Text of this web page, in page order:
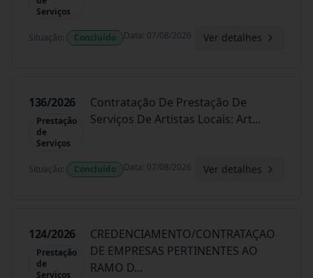
Serviços
Situação: Concluído Data: 07/08/2026 Ver detalhes
136/2026
Prestação
de
Serviços
Contratação De Prestação De
Serviços De Artistas Locais: Art...
Situação: Concluído Data: 07/08/2026 Ver detalhes
124/2026
Prestação
de
Serviços
CREDENCIAMENTO/CONTRATAÇAO
DE EMPRESAS PERTINENTES AO
RAMO D...